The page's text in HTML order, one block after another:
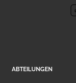
ABTEILUNGEN